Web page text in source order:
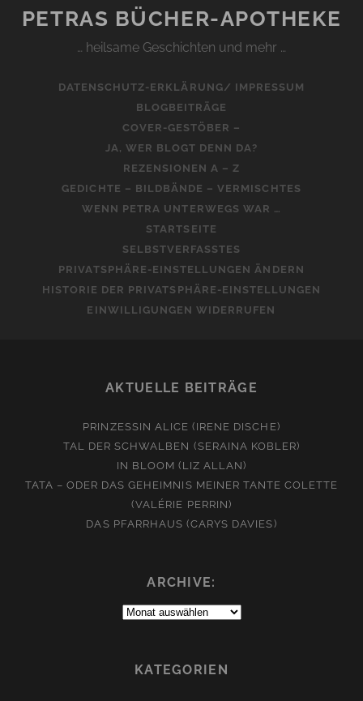
PETRAS BÜCHER-APOTHEKE
… heilsame Geschichten und mehr …
DATENSCHUTZ-ERKLÄRUNG/ IMPRESSUM
BLOGBEITRÄGE
COVER-GESTÖBER –
JA, WER BLOGT DENN DA?
REZENSIONEN A – Z
GEDICHTE – BILDBÄNDE – VERMISCHTES
WENN PETRA UNTERWEGS WAR …
STARTSEITE
SELBSTVERFASSTES
PRIVATSPHÄRE-EINSTELLUNGEN ÄNDERN
HISTORIE DER PRIVATSPHÄRE-EINSTELLUNGEN
EINWILLIGUNGEN WIDERRUFEN
AKTUELLE BEITRÄGE
PRINZESSIN ALICE (IRENE DISCHE)
TAL DER SCHWALBEN (SERAINA KOBLER)
IN BLOOM (LIZ ALLAN)
TATA – ODER DAS GEHEIMNIS MEINER TANTE COLETTE
(VALÉRIE PERRIN)
DAS PFARRHAUS (CARYS DAVIES)
ARCHIVE:
Archive:
KATEGORIEN